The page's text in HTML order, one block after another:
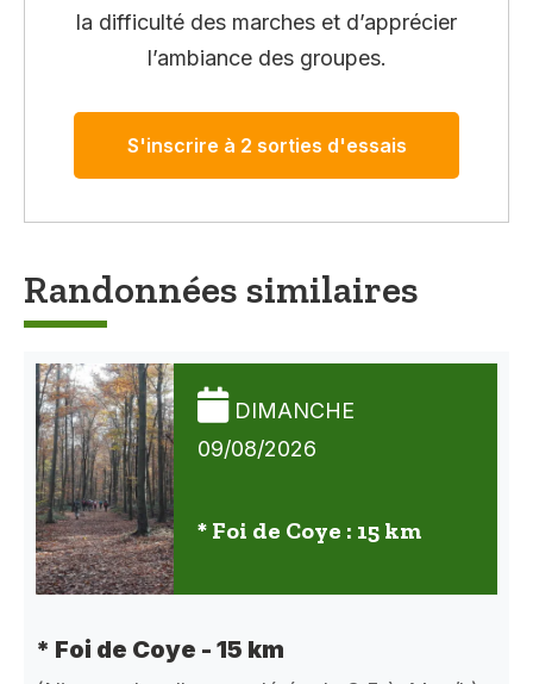
la difficulté des marches et d’apprécier
l’ambiance des groupes.
S'inscrire à 2 sorties d'essais
Randonnées similaires
DIMANCHE
09/08/2026
* Foi de Coye : 15 km
* Foi de Coye - 15 km